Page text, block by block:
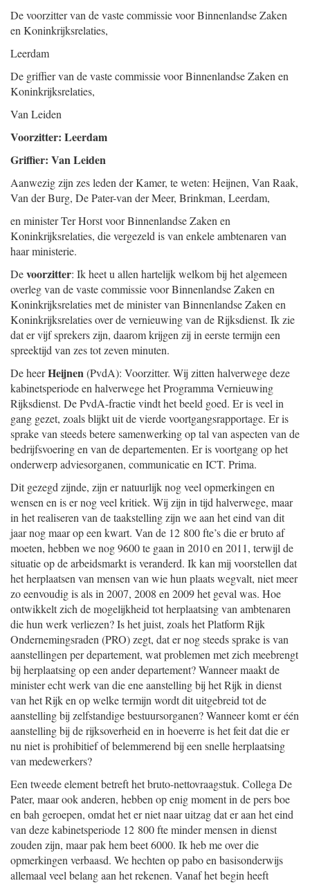
De voorzitter van de vaste commissie voor Binnenlandse Zaken
en Koninkrijksrelaties,
Leerdam
De griffier van de vaste commissie voor Binnenlandse Zaken en
Koninkrijksrelaties,
Van Leiden
Voorzitter: Leerdam
Griffier: Van Leiden
Aanwezig zijn zes leden der Kamer, te weten: Heijnen, Van Raak,
Van der Burg, De Pater-van der Meer, Brinkman, Leerdam,
en minister Ter Horst voor Binnenlandse Zaken en
Koninkrijksrelaties, die vergezeld is van enkele ambtenaren van
haar ministerie.
Devoorzitter: Ik heet u allen hartelijk welkom bij het algemeen
overleg van de vaste commissie voor Binnenlandse Zaken en
Koninkrijksrelaties met de minister van Binnenlandse Zaken en
Koninkrijksrelaties over de vernieuwing van de Rijksdienst. Ik zie
dat er vijf sprekers zijn, daarom krijgen zij in eerste termijn een
spreektijd van zes tot zeven minuten.
De heerHeijnen(PvdA): Voorzitter. Wij zitten halverwege deze
kabinetsperiode en halverwege het Programma Vernieuwing
Rijksdienst. De PvdA-fractie vindt het beeld goed. Er is veel in
gang gezet, zoals blijkt uit de vierde voortgangsrapportage. Er is
sprake van steeds betere samenwerking op tal van aspecten van de
bedrijfsvoering en van de departementen. Er is voortgang op het
onderwerp adviesorganen, communicatie en ICT. Prima.
Dit gezegd zijnde, zijn er natuurlijk nog veel opmerkingen en
wensen en is er nog veel kritiek. Wij zijn in tijd halverwege, maar
in het realiseren van de taakstelling zijn we aan het eind van dit
jaar nog maar op een kwart. Van de 12 800 fte’s die er bruto af
moeten, hebben we nog 9600 te gaan in 2010 en 2011, terwijl de
situatie op de arbeidsmarkt is veranderd. Ik kan mij voorstellen dat
het herplaatsen van mensen van wie hun plaats wegvalt, niet meer
zo eenvoudig is als in 2007, 2008 en 2009 het geval was. Hoe
ontwikkelt zich de mogelijkheid tot herplaatsing van ambtenaren
die hun werk verliezen? Is het juist, zoals het Platform Rijk
Ondernemingsraden (PRO) zegt, dat er nog steeds sprake is van
aanstellingen per departement, wat problemen met zich meebrengt
bij herplaatsing op een ander departement? Wanneer maakt de
minister echt werk van die ene aanstelling bij het Rijk in dienst
van het Rijk en op welke termijn wordt dit uitgebreid tot de
aanstelling bij zelfstandige bestuursorganen? Wanneer komt er één
aanstelling bij de rijksoverheid en in hoeverre is het feit dat die er
nu niet is prohibitief of belemmerend bij een snelle herplaatsing
van medewerkers?
Een tweede element betreft het bruto-nettovraagstuk. Collega De
Pater, maar ook anderen, hebben op enig moment in de pers boe
en bah geroepen, omdat het er niet naar uitzag dat er aan het eind
van deze kabinetsperiode 12 800 fte minder mensen in dienst
zouden zijn, maar pak hem beet 6000. Ik heb me over die
opmerkingen verbaasd. We hechten op pabo en basisonderwijs
allemaal veel belang aan het rekenen. Vanaf het begin heeft